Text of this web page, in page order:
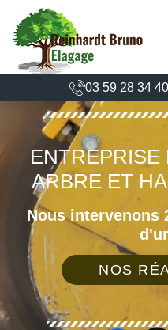
03 59 28 34 40
ENTREPRISE
ARBRE ET
Nous intervenons
NOS